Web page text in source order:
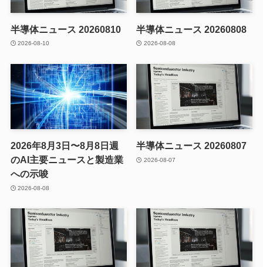
半導体ニュース 20260810
2026-08-10
半導体ニュース 20260808
2026-08-08
2026年8月3日〜8月8日週
のAI主要ニュースと製造業
への示唆
2026-08-08
半導体ニュース 20260807
2026-08-07